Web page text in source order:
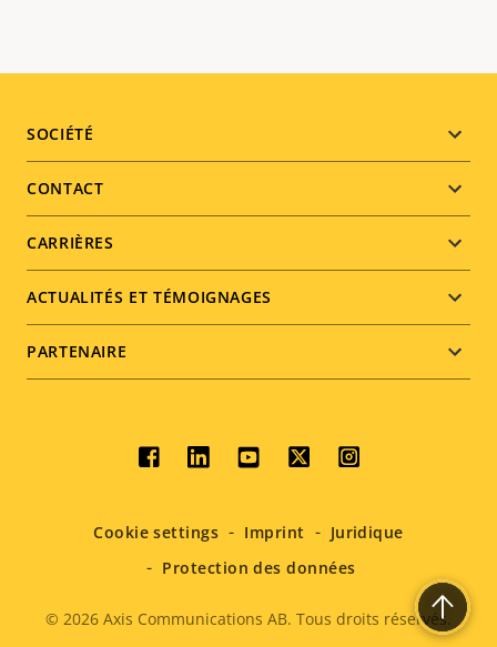
Footer
menu
SOCIÉTÉ
CONTACT
CARRIÈRES
ACTUALITÉS ET TÉMOIGNAGES
PARTENAIRE
Social
menu
© 2026 Axis Communications AB. Tous droits réservés.
Cookie settings Imprint
Juridique
Protection des données